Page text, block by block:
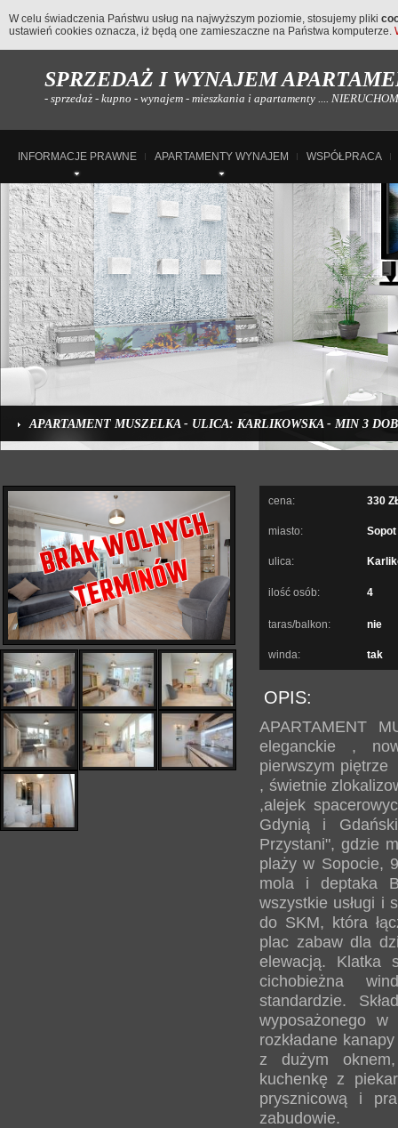
W celu świadczenia Państwu usług na najwyższym poziomie, stosujemy pliki
ustawień cookies oznacza, iż będą one zamieszaczne na Państwa komputerze.
SPRZEDAŻ I WYNAJEM
- sprzedaż - kupno - wynajem - mieszkania i apartamenty ....
INFORMACJE PRAWNE APARTAMENTY WYNAJEM WSPÓŁPRACA
APARTAMENT MUSZELKA - ULICA: KARLIKOWSKA - MIN 3
cena: 330
miasto: Sopot
ulica:
ilość osób: 4
taras/balkon: nie
winda: tak
OPIS:
APARTAMENT
eleganckie ,
pierwszym piętrze
, świetnie
,alejek
Gdynią i
Przystani", gdzie
plaży w Sopocie,
mola i deptaka
wszystkie usługi i
do SKM, która
plac zabaw dla
elewacją. Klatka
cichobieżna
standardzie.
wyposażonego
rozkładane
z dużym
kuchenkę z
prysznicową i
zabudowie.